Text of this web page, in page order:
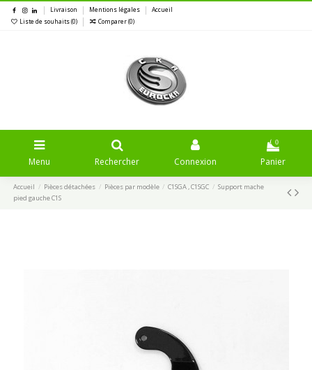
Livraison Mentions légales
Accueil
Liste de souhaits (0) Comparer (0)
Menu Rechercher Connexion
0
Panier
Accueil Pièces détachées Pièces par modèle C1SGA , C1SGC
Support mache
pied gauche C1S